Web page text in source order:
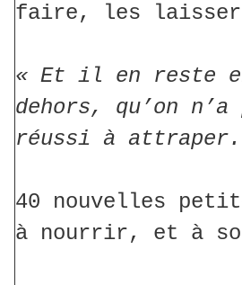
faire, les laisser
« Et il en reste
dehors, qu’on n’a
réussi à
40 nouvelles
à nourrir, et à